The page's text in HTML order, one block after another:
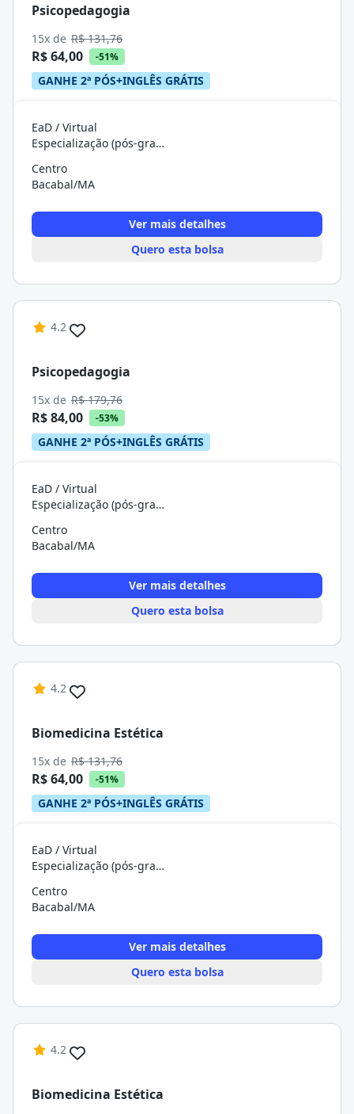
Psicopedagogia
15x de R$ 131,76
R$ 64,00 -51%
GANHE 2ª PÓS+INGLÊS GRÁTIS
EaD / Virtual
Especialização (pós-graduação)
Centro
Bacabal/MA
Ver mais detalhes
Quero esta bolsa
4.2
Psicopedagogia
15x de R$ 179,76
R$ 84,00 -53%
GANHE 2ª PÓS+INGLÊS GRÁTIS
EaD / Virtual
Especialização (pós-graduação)
Centro
Bacabal/MA
Ver mais detalhes
Quero esta bolsa
4.2
Biomedicina Estética
15x de R$ 131,76
R$ 64,00 -51%
GANHE 2ª PÓS+INGLÊS GRÁTIS
EaD / Virtual
Especialização (pós-graduação)
Centro
Bacabal/MA
Ver mais detalhes
Quero esta bolsa
4.2
Biomedicina Estética